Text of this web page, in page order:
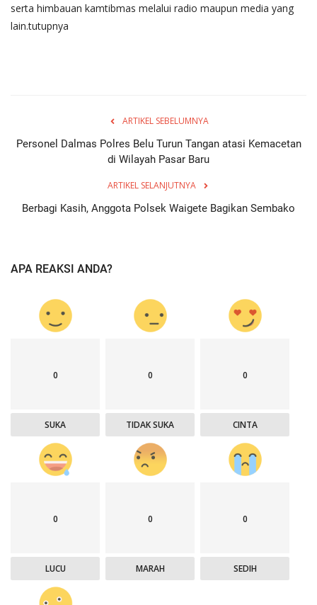
serta himbauan kamtibmas melalui radio maupun media yang
lain.tutupnya
ARTIKEL SEBELUMNYA
Personel Dalmas Polres Belu Turun Tangan atasi Kemacetan
di Wilayah Pasar Baru
ARTIKEL SELANJUTNYA
Berbagi Kasih, Anggota Polsek Waigete Bagikan Sembako
APA REAKSI ANDA?
0
SUKA
0
TIDAK SUKA
0
CINTA
0
LUCU
0
MARAH
0
SEDIH